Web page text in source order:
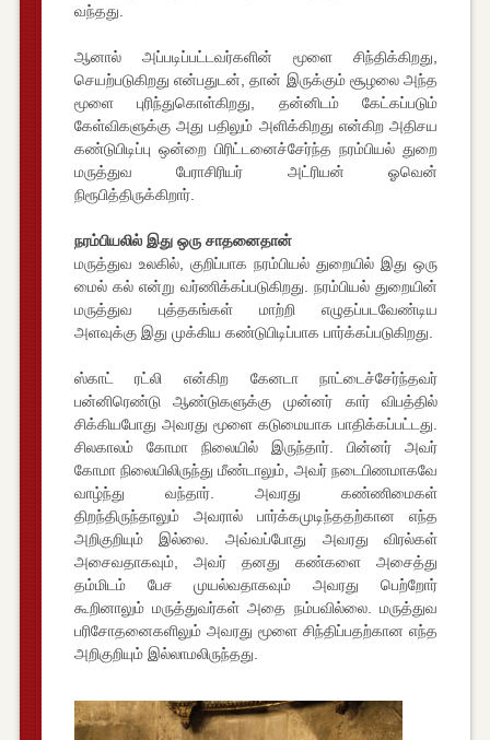
வந்தது.
ஆனால் அப்படிப்பட்டவர்களின் மூளை சிந்திக்கிறது,
செயற்படுகிறது என்பதுடன், தான் இருக்கும் சூழலை அந்த
மூளை புரிந்துகொள்கிறது, தன்னிடம் கேட்கப்படும்
கேள்விகளுக்கு அது பதிலும் அளிக்கிறது என்கிற அதிசய
கண்டுபிடிப்பு ஒன்றை பிரிட்டனைச்சேர்ந்த நரம்பியல் துறை
மருத்துவ பேராசிரியர் அட்ரியன் ஓவென்
நிரூபித்திருக்கிறார்.
நரம்பியலில் இது ஒரு சாதனைதான்
மருத்துவ உலகில், குறிப்பாக நரம்பியல் துறையில் இது ஒரு
மைல் கல் என்று வர்ணிக்கப்படுகிறது. நரம்பியல் துறையின்
மருத்துவ புத்தகங்கள் மாற்றி எழுதப்படவேண்டிய
அளவுக்கு இது முக்கிய கண்டுபிடிப்பாக பார்க்கப்படுகிறது.
ஸ்காட் ரட்லி என்கிற கேனடா நாட்டைச்சேர்ந்தவர்
பன்னிரெண்டு ஆண்டுகளுக்கு முன்னர் கார் விபத்தில்
சிக்கியபோது அவரது மூளை கடுமையாக பாதிக்கப்பட்டது.
சிலகாலம் கோமா நிலையில் இருந்தார். பின்னர் அவர்
கோமா நிலையிலிருந்து மீண்டாலும், அவர் நடைபிணமாகவே
வாழ்ந்து வந்தார். அவரது கண்ணிமைகள்
திறந்திருந்தாலும் அவரால் பார்க்கமுடிந்ததற்கான எந்த
அறிகுறியும் இல்லை. அவ்வப்போது அவரது விரல்கள்
அசைவதாகவும், அவர் தனது கண்களை அசைத்து
தம்மிடம் பேச முயல்வதாகவும் அவரது பெற்றோர்
கூறினாலும் மருத்துவர்கள் அதை நம்பவில்லை. மருத்துவ
பரிசோதனைகளிலும் அவரது மூளை சிந்திப்பதற்கான எந்த
அறிகுறியும் இல்லாமலிருந்தது.